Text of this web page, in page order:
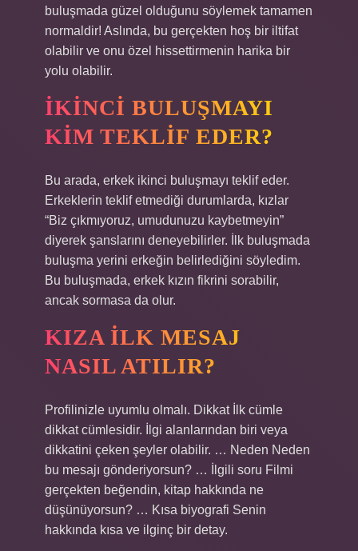
buluşmada güzel olduğunu söylemek tamamen
normaldir! Aslında, bu gerçekten hoş bir iltifat
olabilir ve onu özel hissettirmenin harika bir
yolu olabilir.
İKINCI BULUŞMAYI
KIM TEKLIF EDER?
Bu arada, erkek ikinci buluşmayı teklif eder.
Erkeklerin teklif etmediği durumlarda, kızlar
“Biz çıkmıyoruz, umudunuzu kaybetmeyin”
diyerek şanslarını deneyebilirler. İlk buluşmada
buluşma yerini erkeğin belirlediğini söyledim.
Bu buluşmada, erkek kızın fikrini sorabilir,
ancak sormasa da olur.
KIZA ILK MESAJ
NASIL ATILIR?
Profilinizle uyumlu olmalı. Dikkat İlk cümle
dikkat cümlesidir. İlgi alanlarından biri veya
dikkatini çeken şeyler olabilir. … Neden Neden
bu mesajı gönderiyorsun? … İlgili soru Filmi
gerçekten beğendin, kitap hakkında ne
düşünüyorsun? … Kısa biyografi Senin
hakkında kısa ve ilginç bir detay.